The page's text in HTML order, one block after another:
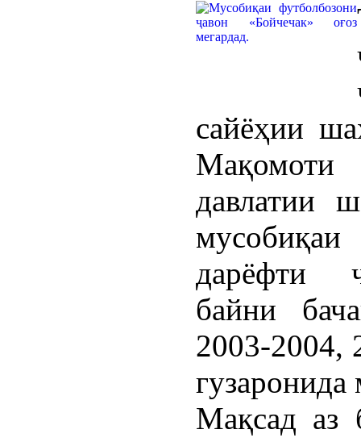
сайёҳии
давлатии
дарёфти
байни
2003-2004,
Мақсад аз